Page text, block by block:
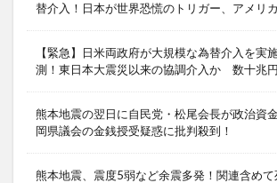
替介入！日本が世界恐慌のトリガー、アメリ
【緊急】日米両政府が大規模な為替介入を実
測！東日本大震災以来の協調介入か 数十兆
熊本地震の翌日に自民党・松尾会長が政治資
岡県議会の金銭授受疑惑に批判殺到！
熊本地震、震度5弱など余震多発！関連含め